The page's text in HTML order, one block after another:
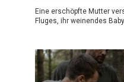
Eine erschöpfte Mutter
Fluges, ihr weinendes